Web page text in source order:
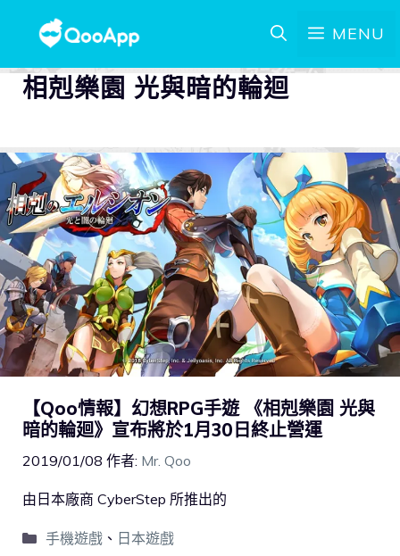
MENU
相剋樂園 光與暗的輪迴
【Qoo情報】幻想RPG手遊 《相剋樂園 光與
暗的輪廻》宣布將於1月30日終止營運
2019/01/08 作者: Mr. Qoo
由日本廠商 CyberStep 所推出的
手機遊戲、 日本遊戲